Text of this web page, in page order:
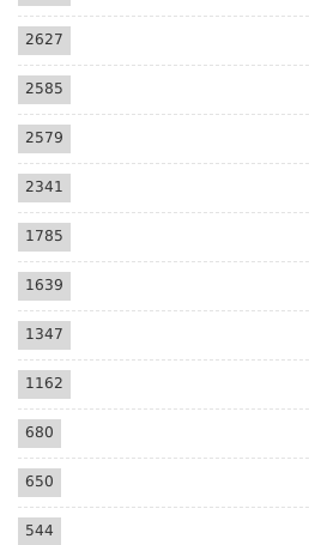
2627
2585
2579
2341
1785
1639
1347
1162
680
650
544